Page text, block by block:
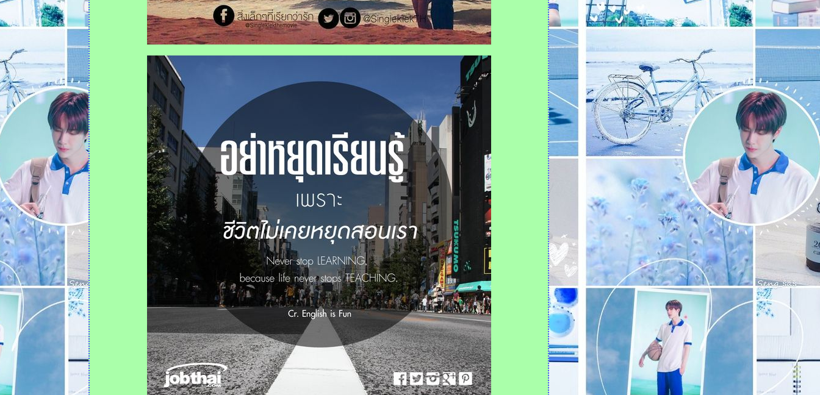
Quotes คำคม (27)
Quotes คำคม (26)
Quotes คำคม (24)
Quotes คำคม (23)
Quotes คำคม (22)
Quotes คำคม (21)
Quotes คำคม (20)
Quotes คำคม (19)
Quotes คำคม (18)
Quotes คำคม (17)
Quotes คำคม (16)
Quotes คำคม (15)
Quotes คำคม (14)
Quotes คำคม (13)
Quotes คำคม (12)
Quotes คำคม (11)
Quotes คำคม (10)
Quotes คำคม (9)
Quotes คำคม (8)
Quotes คำคม (7)
Quotes คำคม (6)
Quotes คำคม (5)
Quotes คำคม (4)